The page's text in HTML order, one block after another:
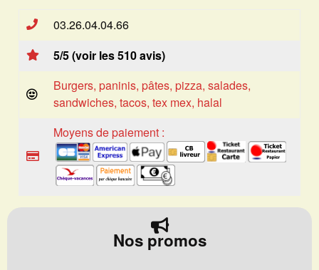
03.26.04.04.66
5/5 (voir les 510 avis)
Burgers, paninis, pâtes, pizza, salades,
sandwiches, tacos, tex mex, halal
Moyens de paiement :
Nos promos